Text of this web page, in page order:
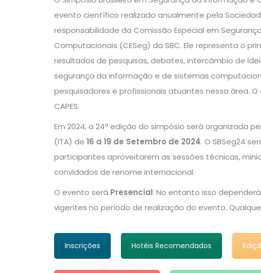
evento científico realizado anualmente pela
responsabilidade da Comissão Especial em
Computacionais (CESeg) da SBC. Ele representa o
resultados de pesquisas, debates, intercâmbio de
segurança da informação e de sistemas
pesquisadores e profissionais atuantes nessa área.
CAPES.
Em 2024, a 24ª edição do simpósio será organizada
(ITA) de 16 a 19 de Setembro de 2024. O SBSeg24
participantes aproveitarem as sessões técnicas,
convidados de renome internacional.
O evento será Presencial. No entanto isso
vigentes no período de realização do evento.
Inscrições Hotéis Recomendados